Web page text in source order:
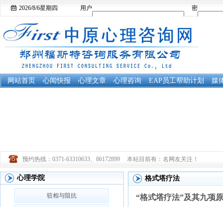
2026/8/6星期四 用户 密
网站首页 心闻快报 心理文章 心理咨询 EAP员工帮助计划 媒
预约热线：0371-63310633、86172899 本站目前有： 名网友关注！
心理学院
驻相与阻抗
格式塔疗法
“格式塔疗法”及其九项